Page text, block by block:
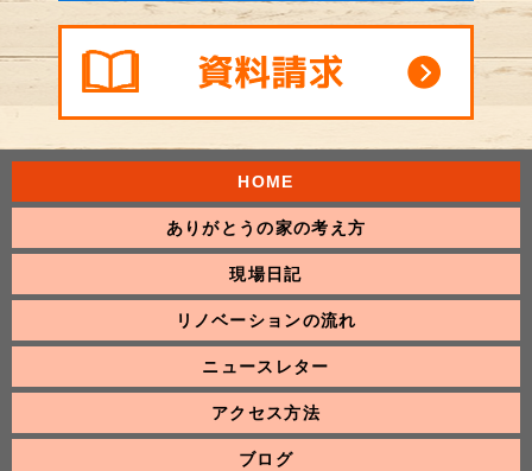
HOME
ありがとうの家の考え方
現場日記
リノベーションの流れ
ニュースレター
アクセス方法
ブログ